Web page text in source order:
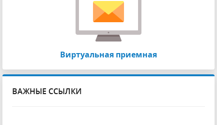
Виртуальная приемная
ВАЖНЫЕ ССЫЛКИ